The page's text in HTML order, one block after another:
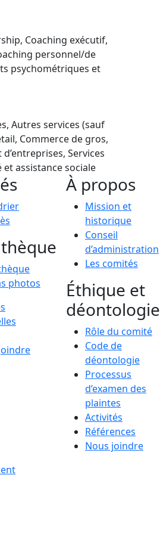
Coaching exécutif,
personnel/de
psychométriques et
Autres services (sauf
Commerce de gros,
Services
et assistance sociale
photos
À propos
Mission et
historique
Conseil
d’administration
Les comités
Éthique et
déontologie
Rôle du comité
Code de
déontologie
Processus
d’examen des
plaintes
Activités
Références
Nous joindre